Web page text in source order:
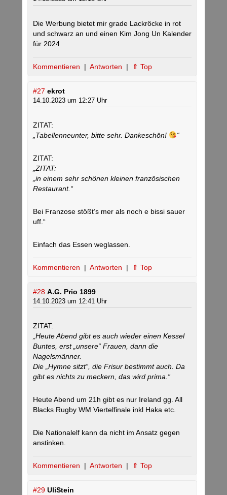
Die Werbung bietet mir grade Lackröcke in rot
und schwarz an und einen Kim Jong Un Kalender
für 2024
Kommentieren | Antworten | ⇑ Top
#27 ekrot
14.10.2023 um 12:27 Uhr
ZITAT:
„Tabellenneunter, bitte sehr. Dankeschön!
“
ZITAT:
„ZITAT:
„in einem sehr schönen kleinen französischen
Restaurant.“
Bei Franzose stößt’s mer als noch e bissi sauer
uff.“
Einfach das Essen weglassen.
Kommentieren | Antworten | ⇑ Top
#28 A.G. Prio 1899
14.10.2023 um 12:41 Uhr
ZITAT:
„Heute Abend gibt es auch wieder einen Kessel
Buntes, erst „unsere“ Frauen, dann die
Nagelsmänner.
Die „Hymne sitzt“, die Frisur bestimmt auch. Da
gibt es nichts zu meckern, das wird prima.“
Heute Abend um 21h gibt es nur Ireland gg. All
Blacks Rugby WM Viertelfinale inkl Haka etc.
Die Nationalelf kann da nicht im Ansatz gegen
anstinken.
Kommentieren | Antworten | ⇑ Top
#29 UliStein